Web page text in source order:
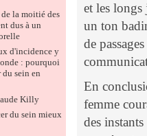
et les longs
un ton
de
En
femme
des
la moitié des
dus à un
d'incidence y
: pourquoi
sein en
Killy
du sein mieux